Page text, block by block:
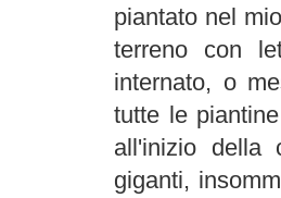
piantato nel
terreno con
internato, o
tutte le
all'inizio della
giganti,